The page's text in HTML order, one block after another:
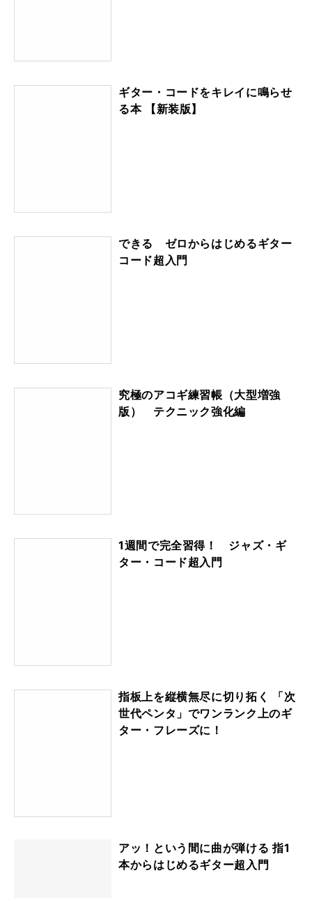
ギター・コードをキレイに鳴らせ
る本 【新装版】
できる ゼロからはじめるギター
コード超入門
究極のアコギ練習帳（大型増強
版） テクニック強化編
1週間で完全習得！ ジャズ・ギ
ター・コード超入門
指板上を縦横無尽に切り拓く 「次
世代ペンタ」でワンランク上のギ
ター・フレーズに！
アッ！という間に曲が弾ける 指1
本からはじめるギター超入門